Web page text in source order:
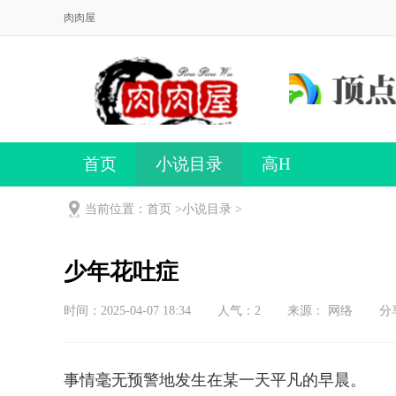
肉肉屋
首页 小说目录 高H
当前位置：首页 >小说目录 >
少年花吐症
时间：2025-04-07 18:34 人气： 2 来源： 网络 分
事情毫无预警地发生在某一天平凡的早晨。